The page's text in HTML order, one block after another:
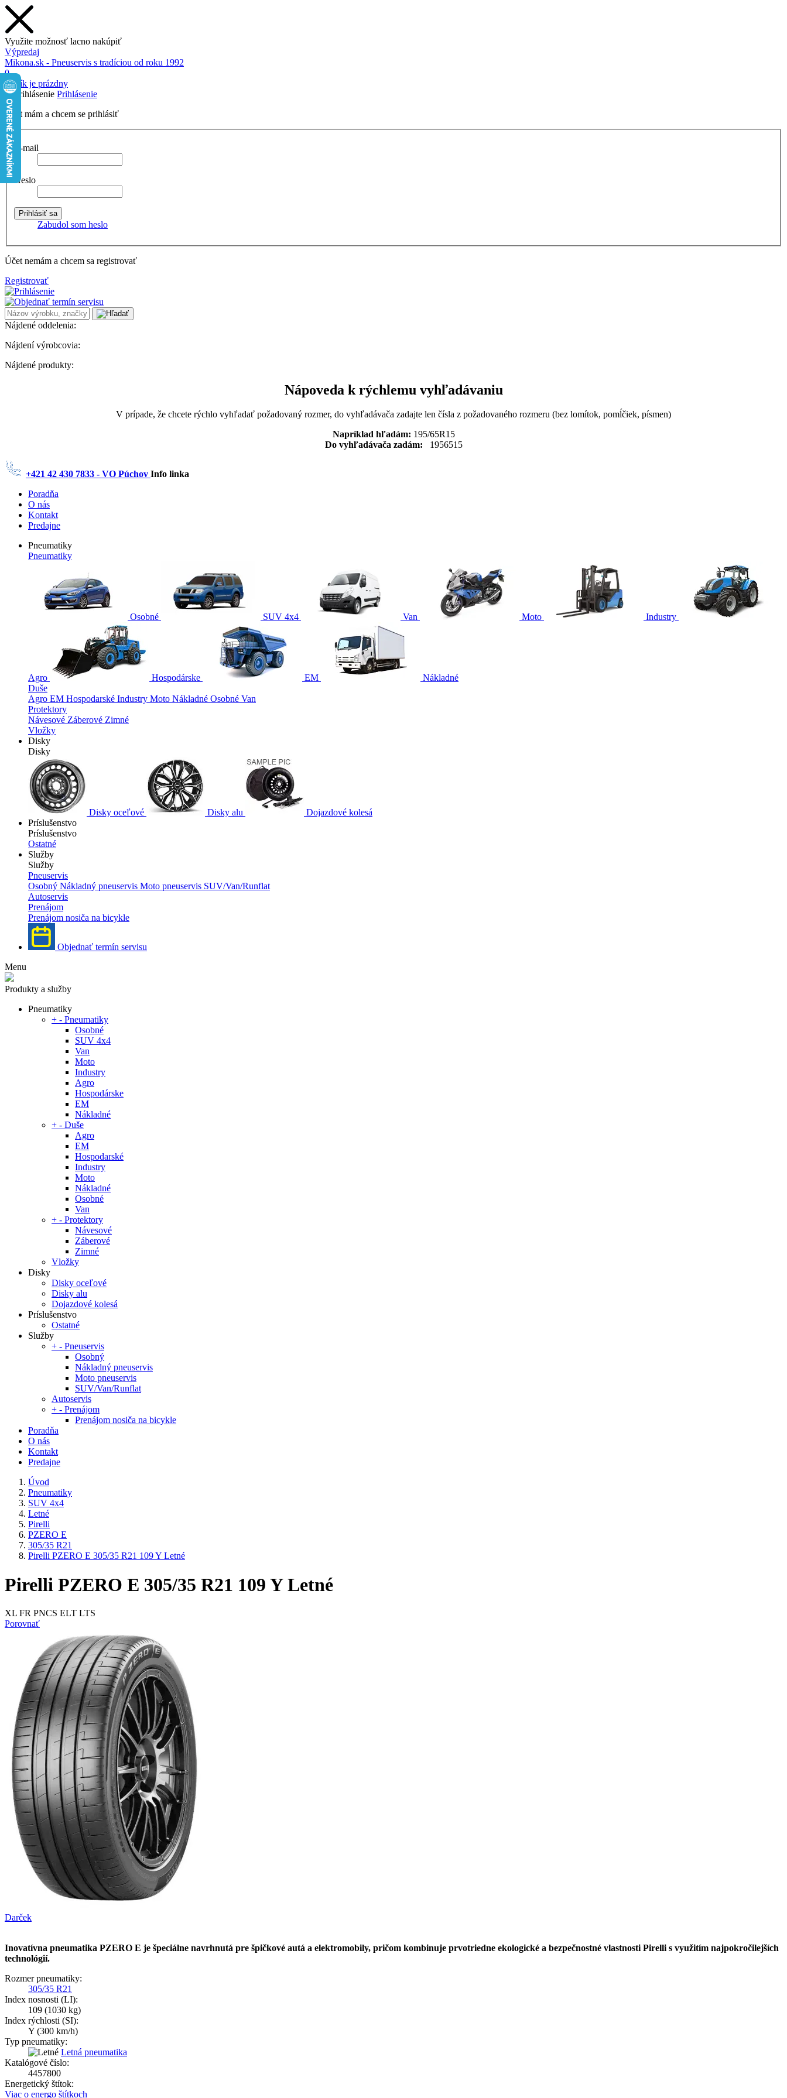
Využite možnosť lacno nakúpiť
Výpredaj
Mikona.sk - Pneuservis s tradíciou od roku 1992
0
Košík je prázdny
Prihlásenie
Účet mám a chcem se prihlásiť
E-mail
Heslo
Zabudol som heslo
Účet nemám a chcem sa registrovať
Registrovať
Nájdené oddelenia:
Nájdení výrobcovia:
Nájdené produkty:
Nápoveda k rýchlemu vyhľadávaniu
V prípade, že chcete rýchlo vyhľadať požadovaný rozmer, do vyhľadávača zadajte len čísla z požadovaného rozmeru (bez lomítok, pomĺčiek, písmen)
Napríklad hľadám: 195/65R15
Do vyhľadávača zadám: 1956515
+421 42 430 7833 - VO Púchov Info linka
Poradňa
O nás
Kontakt
Predajne
Pneumatiky
Pneumatiky
Osobné SUV 4x4 Van Moto Industry
Agro Hospodárske EM
Nákladné
Duše
Agro EM Hospodarské Industry Moto Nákladné Osobné Van
Protektory
Návesové Záberové Zimné
Vložky
Disky
Disky
Disky oceľové Disky alu
Dojazdové kolesá
Príslušenstvo
Príslušenstvo
Ostatné
Služby
Služby
Pneuservis
Osobný Nákladný pneuservis Moto pneuservis SUV/Van/Runflat
Autoservis
Prenájom
Prenájom nosiča na bicykle
Objednať termín servisu
Menu
Produkty a služby
Pneumatiky
+ - Pneumatiky
Osobné
SUV 4x4
Van
Moto
Industry
Agro
Hospodárske
EM
Nákladné
+ - Duše
Agro
EM
Hospodarské
Industry
Moto
Nákladné
Osobné
Van
+ - Protektory
Návesové
Záberové
Zimné
Vložky
Disky
Disky oceľové
Disky alu
Dojazdové kolesá
Príslušenstvo
Ostatné
Služby
+ - Pneuservis
Osobný
Nákladný pneuservis
Moto pneuservis
SUV/Van/Runflat
Autoservis
+ - Prenájom
Prenájom nosiča na bicykle
Poradňa
O nás
Kontakt
Predajne
Úvod
Pneumatiky
SUV 4x4
Letné
Pirelli
PZERO E
305/35 R21
Pirelli PZERO E 305/35 R21 109 Y Letné
Pirelli PZERO E 305/35 R21 109 Y Letné
XL FR PNCS ELT LTS
Porovnať
Darček
Inovatívna pneumatika PZERO E je špeciálne navrhnutá pre špičkové autá a elektromobily, pričom kombinuje prvotriedne ekologické a bezpečnostné vlastnosti Pirelli s využitím najpokročilejších
technológií.
Rozmer pneumatiky:
305/35 R21
Index nosnosti (LI):
109 (1030 kg)
Index rýchlosti (SI):
Y (300 km/h)
Typ pneumatiky:
Letná pneumatika
Katalógové číslo:
4457800
Energetický štítok:
Viac o energo štítkoch